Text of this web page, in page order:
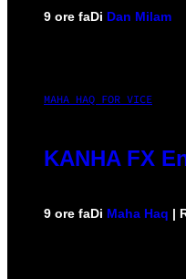
9 ore faDi Dan Milam
MAHA HAQ FOR VICE
KANHA FX
9 ore faDi Maha Haq |